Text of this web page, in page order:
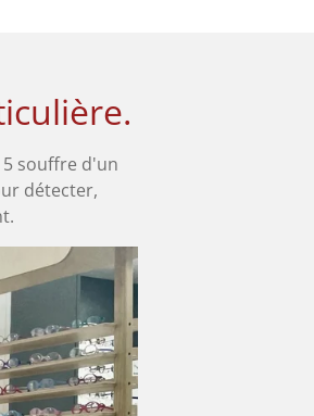
souffre d'un
détecter,